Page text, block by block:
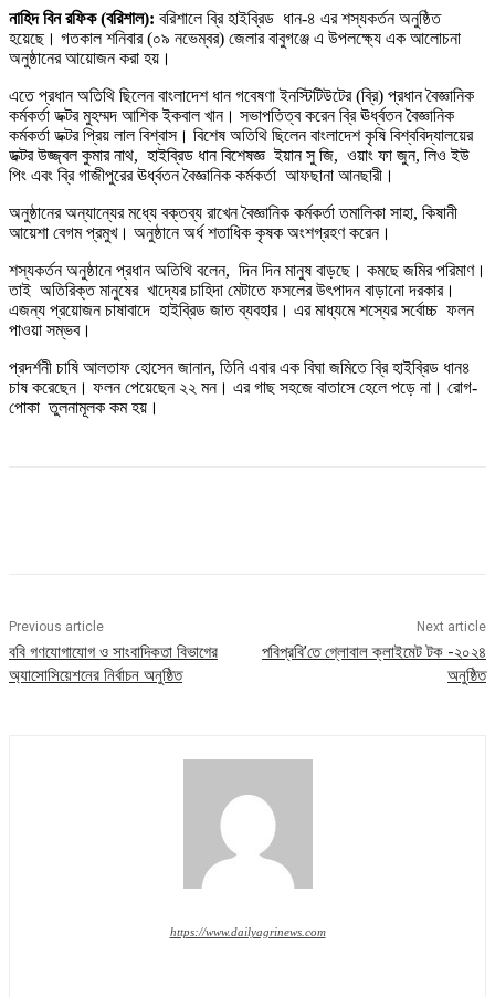
নাহিদ বিন রফিক (বরিশাল): বরিশালে ব্রি হাইব্রিড ধান-৪ এর শস্যকর্তন অনুষ্ঠিত
হয়েছে। গতকাল শনিবার (০৯ নভেম্বর) জেলার বাবুগঞ্জে এ উপলক্ষ্যে এক আলোচনা
অনুষ্ঠানের আয়োজন করা হয়।
এতে প্রধান অতিথি ছিলেন বাংলাদেশ ধান গবেষণা ইনস্টিটিউটের (ব্রি) প্রধান বৈজ্ঞানিক
কর্মকর্তা ডক্টর মুহম্মদ আশিক ইকবাল খান। সভাপতিত্ব করেন ব্রি ঊর্ধ্বতন বৈজ্ঞানিক
কর্মকর্তা ডক্টর প্রিয় লাল বিশ্বাস। বিশেষ অতিথি ছিলেন বাংলাদেশ কৃষি বিশ্ববিদ্যালয়ের
ডক্টর উজ্জ্বল কুমার নাথ, হাইব্রিড ধান বিশেষজ্ঞ ইয়ান সু জি, ওয়াং ফা জুন, লিও ইউ
পিং এবং ব্রি গাজীপুরের ঊর্ধ্বতন বৈজ্ঞানিক কর্মকর্তা আফছানা আনছারী।
অনুষ্ঠানের অন্যান্যের মধ্যে বক্তব্য রাখেন বৈজ্ঞানিক কর্মকর্তা তমালিকা সাহা, কিষানী
আয়েশা বেগম প্রমুখ। অনুষ্ঠানে অর্ধ শতাধিক কৃষক অংশগ্রহণ করেন।
শস্যকর্তন অনুষ্ঠানে প্রধান অতিথি বলেন, দিন দিন মানুষ বাড়ছে। কমছে জমির পরিমাণ।
তাই অতিরিক্ত মানুষের খাদ্যের চাহিদা মেটাতে ফসলের উৎপাদন বাড়ানো দরকার।
এজন্য প্রয়োজন চাষাবাদে হাইব্রিড জাত ব্যবহার। এর মাধ্যমে শস্যের সর্বোচ্চ ফলন
পাওয়া সম্ভব।
প্রদর্শনী চাষি আলতাফ হোসেন জানান, তিনি এবার এক বিঘা জমিতে ব্রি হাইব্রিড ধান৪
চাষ করেছেন। ফলন পেয়েছেন ২২ মন। এর গাছ সহজে বাতাসে হেলে পড়ে না। রোগ-
পোকা তুলনামূলক কম হয়।
Previous article
ববি গণযোগাযোগ ও সাংবাদিকতা বিভাগের
অ্যাসোসিয়েশনের নির্বাচন অনুষ্ঠিত
Next article
পবিপ্রবি’তে গ্লোবাল ক্লাইমেট টক -২০২৪
অনুষ্ঠিত
https://www.dailyagrinews.com